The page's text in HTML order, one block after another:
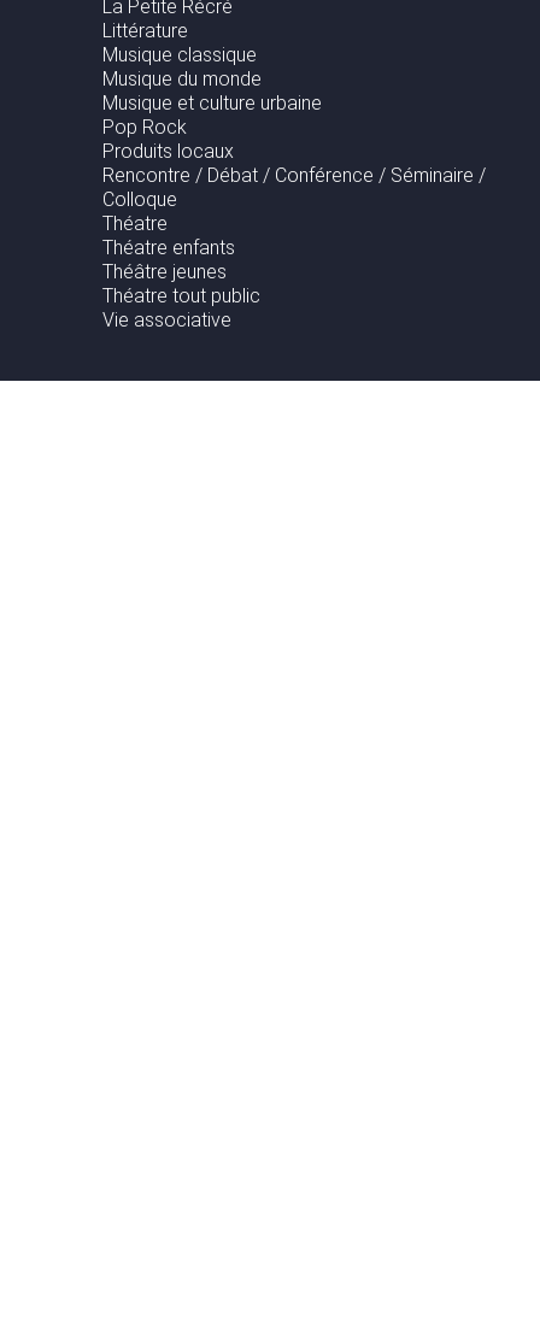
La Petite Récré
Littérature
Musique classique
Musique du monde
Musique et culture urbaine
Pop Rock
Produits locaux
Rencontre / Débat / Conférence / Séminaire /
Colloque
Théatre
Théatre enfants
Théâtre jeunes
Théatre tout public
Vie associative